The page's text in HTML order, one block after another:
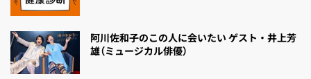
阿川佐和子のこの人に会いたい ゲスト・井上芳
雄（ミュージカル俳優）